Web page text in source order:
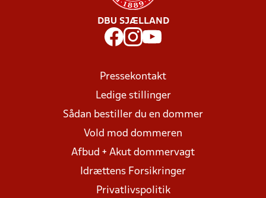
DBU SJÆLLAND
Pressekontakt
Ledige stillinger
Sådan bestiller du en dommer
Vold mod dommeren
Afbud + Akut dommervagt
Idrættens Forsikringer
Privatlivspolitik